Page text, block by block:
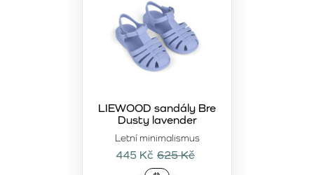
Letní minimalismus
LIEWOOD sandály Bre
Dusty lavender
445 Kč 625 Kč